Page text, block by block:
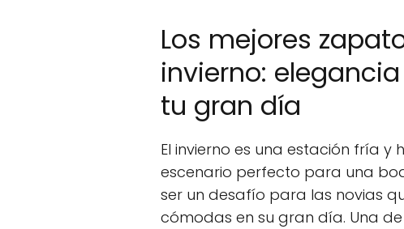
Los mejores
invierno:
tu gran día
El invierno es una estación fría y
escenario perfecto para una
ser un desafío para las novias
cómodas en su gran día. Una